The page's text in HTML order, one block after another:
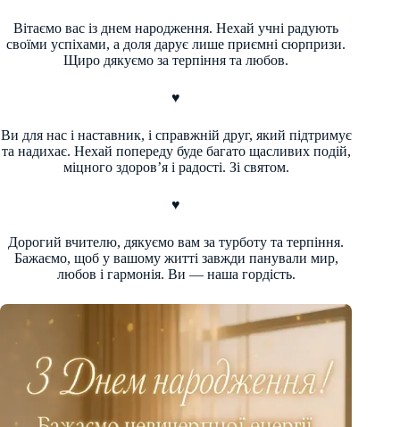
Вітаємо вас із днем народження. Нехай учні радують
своїми успіхами, а доля дарує лише приємні сюрпризи.
Щиро дякуємо за терпіння та любов.
♥
Ви для нас і наставник, і справжній друг, який підтримує
та надихає. Нехай попереду буде багато щасливих подій,
міцного здоров’я і радості. Зі святом.
♥
Дорогий вчителю, дякуємо вам за турботу та терпіння.
Бажаємо, щоб у вашому житті завжди панували мир,
любов і гармонія. Ви — наша гордість.